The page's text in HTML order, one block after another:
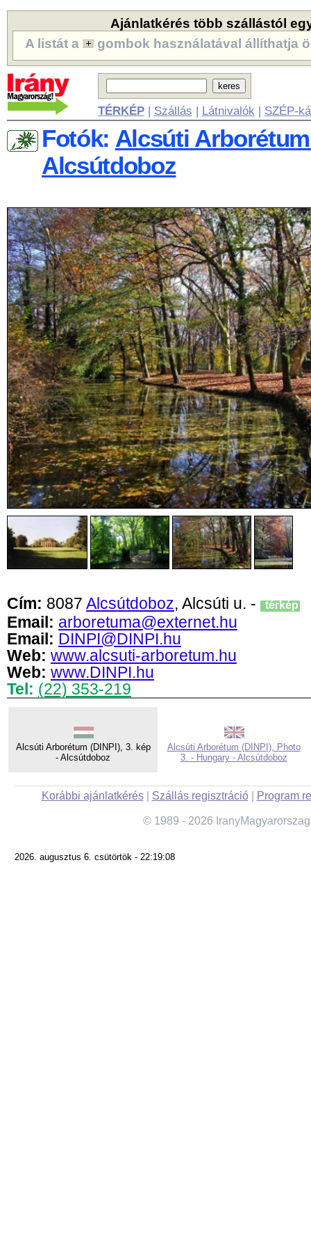
Ajánlatkérés több szállástól
A listát a
gombok használatával állíthatja
TÉRKÉP| Szállás | Látnivalók | SZÉP-
Fotók: Alcsúti Arborétum
Alcsútdoboz
Cím: 8087 Alcsútdoboz, Alcsúti u. - térkép
Email: arboretuma@externet.hu
Email: DINPI@DINPI.hu
Web: www.alcsuti-arboretum.hu
Web: www.DINPI.hu
Tel: (22) 353-219
Alcsúti Arborétum (DINPI), 3. kép
- Alcsútdoboz
Alcsúti Arborétum (DINPI), Photo
3. - Hungary - Alcsútdoboz
Korábbi ajánlatkérés| Szállás regisztráció| Program
© 1989 - 2026
2026. augusztus 6. csütörtök - 22:19:08